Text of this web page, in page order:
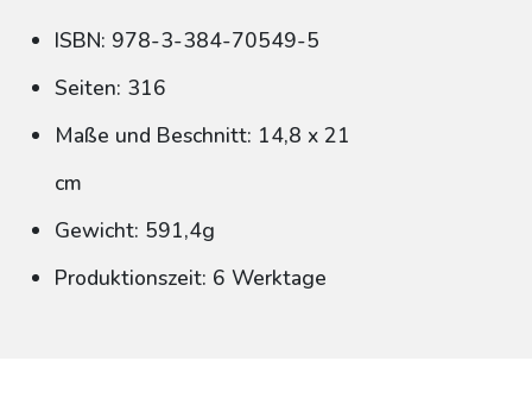
ISBN: 978-3-384-70549-5
Seiten: 316
Maße und Beschnitt: 14,8 x 21
cm
Gewicht: 591,4g
Produktionszeit: 6 Werktage